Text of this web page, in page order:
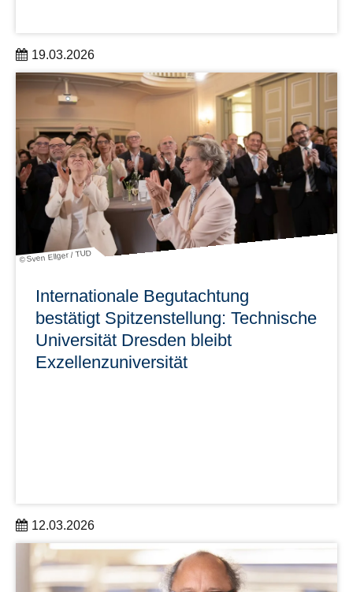
19.03.2026
HELLERAU – Europäisches Zentrum der Künste erhält
den mit 200.000€ dotierten Theaterpreis des Bundes.
mehr erfahren
© Sven Ellger / TUD
Internationale Begutachtung
bestätigt Spitzenstellung: Technische
Universität Dresden bleibt
Exzellenzuni­versität
12.03.2026
TUD bleibt Exzellenzuni­versität